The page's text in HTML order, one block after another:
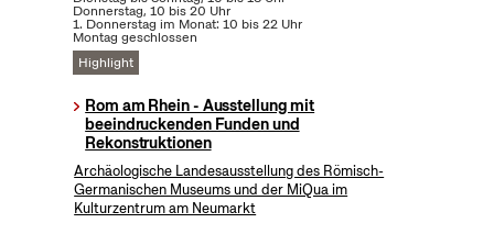
Donnerstag, 10 bis 20 Uhr
1. Donnerstag im Monat: 10 bis 22 Uhr
Montag geschlossen
Highlight
Rom am Rhein - Ausstellung mit
beeindruckenden Funden und
Rekonstruktionen
Archäologische Landesausstellung des Römisch-
Germanischen Museums und der MiQua im
Kulturzentrum am Neumarkt